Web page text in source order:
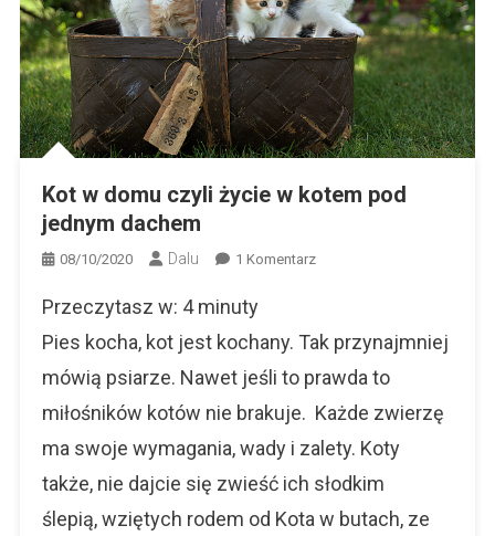
Kot w domu czyli życie w kotem pod
jednym dachem
08/10/2020 Dalu 1 KomentarzDo
Domu
Czyli
Życie
W
Pod
Jednym
Dachem
Przeczytasz w: 4 minuty
Pies kocha, kot jest kochany. Tak przynajmniej
mówią psiarze. Nawet jeśli to prawda to
miłośników kotów nie brakuje. Każde zwierzę
ma swoje wymagania, wady i zalety. Koty
także, nie dajcie się zwieść ich słodkim
ślepią, wziętych rodem od Kota w butach, ze